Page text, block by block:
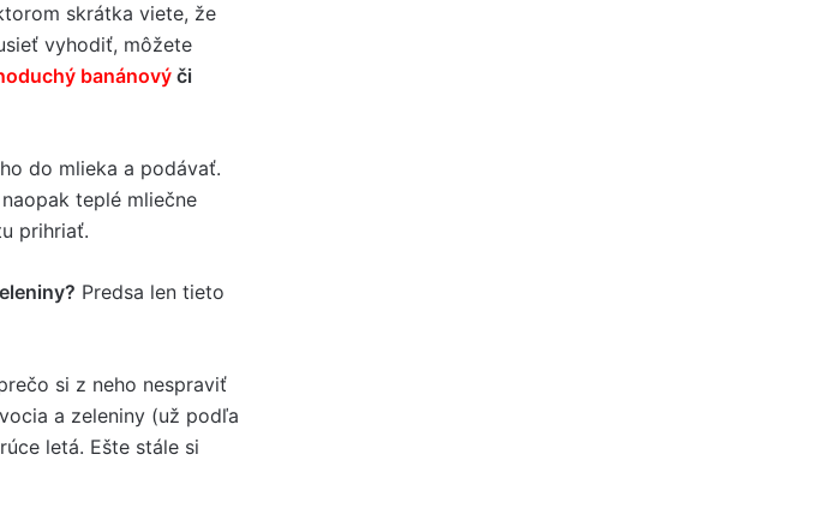
skrátka viete, že
vyhodiť, môžete
banánový či
do mlieka a podávať.
teplé mliečne
prihriať.
Predsa len tieto
si z neho nespraviť
a zeleniny (už podľa
letá. Ešte stále si